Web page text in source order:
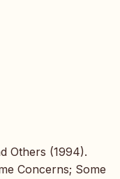
Others (1994).
Concerns; Some